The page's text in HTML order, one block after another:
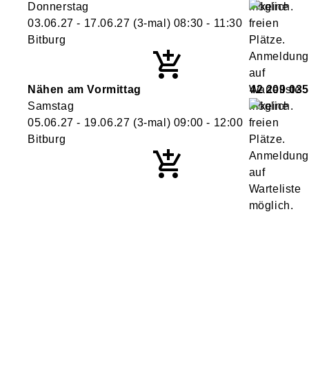
Donnerstag
03.06.27 - 17.06.27 (3-mal) 08:30 - 11:30
Bitburg
Nähen am Vormittag
42 209 035
Samstag
05.06.27 - 19.06.27 (3-mal) 09:00 - 12:00
Bitburg